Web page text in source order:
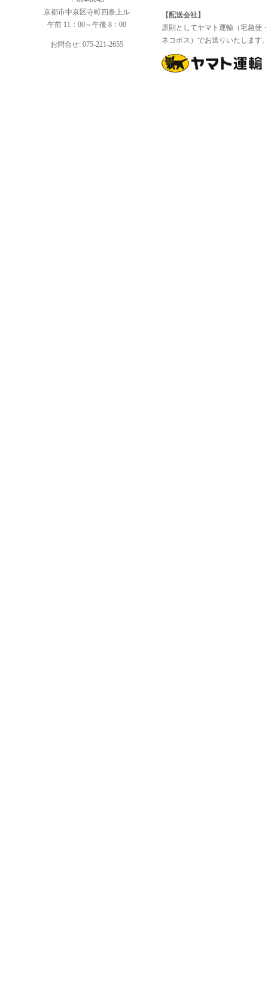
京都市中京区寺町四条上ル
午前 11：00～午後 8：00
お問合せ: 075-221-2655
【配送会社】
原則としてヤマト運輸（宅急便
ネコポス）でお送りいたします